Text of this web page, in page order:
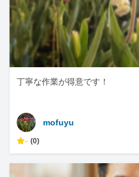
丁寧な作業が得意です！
mofuyu
- (0)